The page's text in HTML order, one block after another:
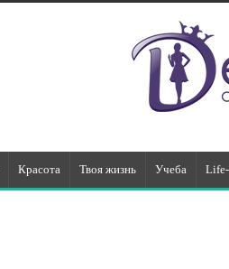
Красота Твоя жизнь Учеба